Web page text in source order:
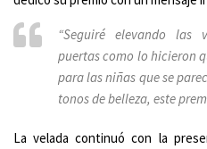
“Seguiré elevando las
puertas como lo hicieron
para las niñas que se
tonos de belleza, este
La velada continuó con la